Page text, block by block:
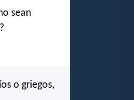
sean
o griegos,